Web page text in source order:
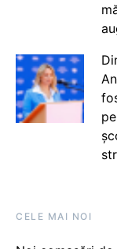
CELE MAI NOI